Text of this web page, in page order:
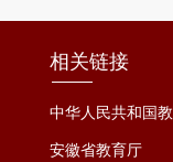
相关链接
中华人民共和国
安徽省教育厅